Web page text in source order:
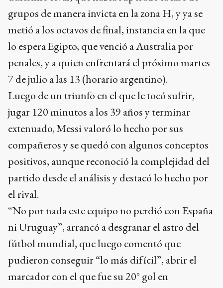
grupos de manera invicta en la zona H, y ya se
metió a los octavos de final, instancia en la que
lo espera Egipto, que venció a Australia por
penales, y a quien enfrentará el próximo martes
7 de julio a las 13 (horario argentino).
Luego de un triunfo en el que le tocó sufrir,
jugar 120 minutos a los 39 años y terminar
extenuado, Messi valoró lo hecho por sus
compañeros y se quedó con algunos conceptos
positivos, aunque reconoció la complejidad del
partido desde el análisis y destacó lo hecho por
el rival.
“No por nada este equipo no perdió con España
ni Uruguay”, arrancó a desgranar el astro del
fútbol mundial, que luego comentó que
pudieron conseguir “lo más difícil”, abrir el
marcador con el que fue su 20° gol en